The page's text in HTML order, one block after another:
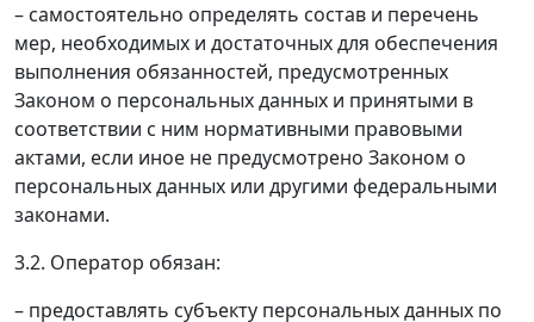
– самостоятельно определять состав и перечень
мер, необходимых и достаточных для обеспечения
выполнения обязанностей, предусмотренных
Законом о персональных данных и принятыми в
соответствии с ним нормативными правовыми
актами, если иное не предусмотрено Законом о
персональных данных или другими федеральными
законами.
3.2. Оператор обязан:
– предоставлять субъекту персональных данных по